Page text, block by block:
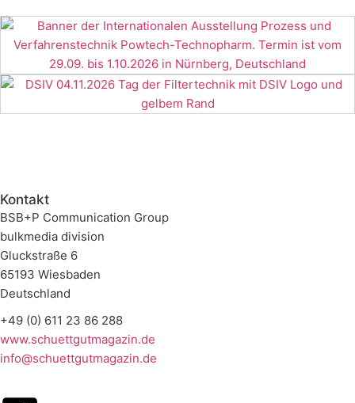
Kontakt
BSB+P Communication Group
bulkmedia division
Gluckstraße 6
65193 Wiesbaden
Deutschland
+49 (0) 611 23 86 288
www.schuettgutmagazin.de
info@schuettgutmagazin.de